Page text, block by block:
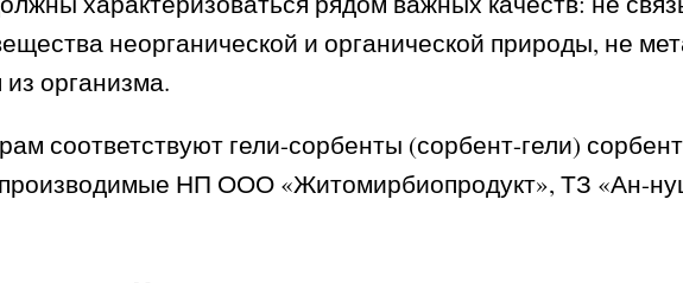
неорганической и органической природы, не
организма.
соответствуют гели-сорбенты (сорбент-гели)
НП ООО «Житомирбиопродукт», ТЗ «Ан-